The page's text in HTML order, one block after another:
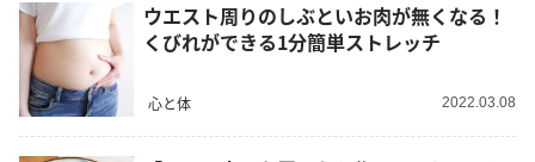
ウエスト周りのしぶといお肉が無くなる！
くびれができる1分簡単ストレッチ
心と体 2022.03.08